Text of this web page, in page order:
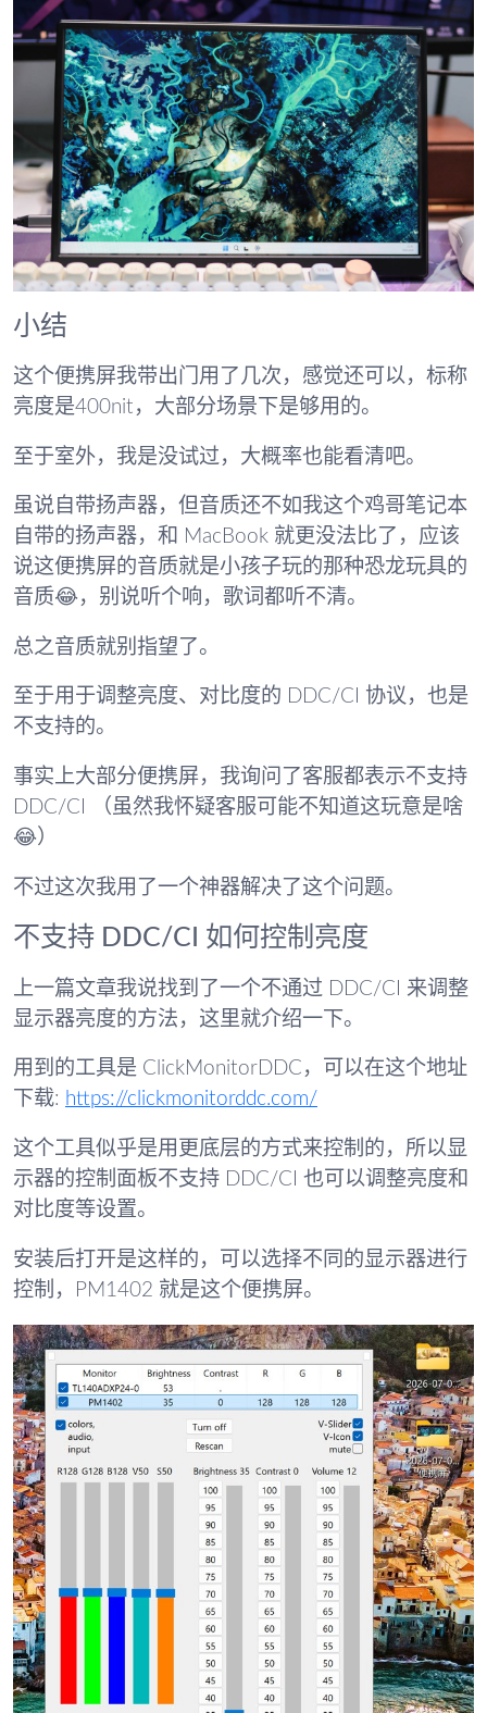
小结
这个便携屏我带出门用了几次，感觉还可以，标称
亮度是400nit，大部分场景下是够用的。
至于室外，我是没试过，大概率也能看清吧。
虽说自带扬声器，但音质还不如我这个鸡哥笔记本
自带的扬声器，和 MacBook 就更没法比了，应该
说这便携屏的音质就是小孩子玩的那种恐龙玩具的
音质😂，别说听个响，歌词都听不清。
总之音质就别指望了。
至于用于调整亮度、对比度的 DDC/CI 协议，也是
不支持的。
事实上大部分便携屏，我询问了客服都表示不支持
DDC/CI （虽然我怀疑客服可能不知道这玩意是啥
😂）
不过这次我用了一个神器解决了这个问题。
不支持 DDC/CI 如何控制亮度
上一篇文章我说找到了一个不通过 DDC/CI 来调整
显示器亮度的方法，这里就介绍一下。
用到的工具是 ClickMonitorDDC，可以在这个地址
下载: https://clickmonitorddc.com/
这个工具似乎是用更底层的方式来控制的，所以显
示器的控制面板不支持 DDC/CI 也可以调整亮度和
对比度等设置。
安装后打开是这样的，可以选择不同的显示器进行
控制，PM1402 就是这个便携屏。